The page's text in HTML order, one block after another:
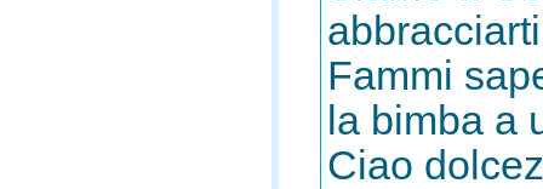
Fammi
la bimba a
Ciao